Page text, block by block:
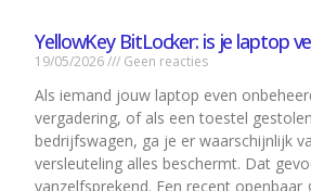
YellowKey BitLocker: is je laptop
19/05/2026 Geen reacties
Als iemand jouw laptop even
vergadering, of als een toestel
bedrijfswagen, ga je er waarschijnlijk
versleuteling alles beschermt. Dat
vanzelfsprekend. Een recent openbaar